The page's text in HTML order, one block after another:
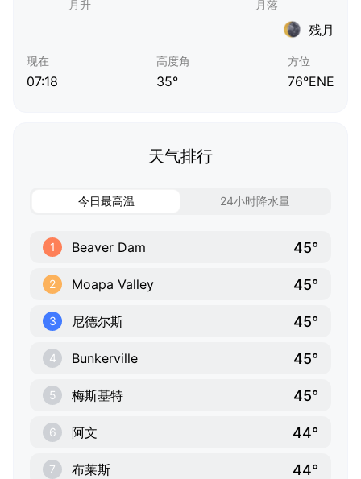
残月
现在
07:18
高度角
35°
方位
76°ENE
天气排行
今日最高温 24小时降水量
1 Beaver Dam 45°
2 Moapa Valley 45°
3 尼德尔斯 45°
4 Bunkerville 45°
5 梅斯基特 45°
6 阿文 44°
7 布莱斯 44°